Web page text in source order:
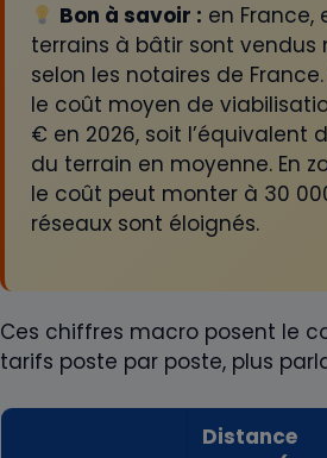
Bon à savoir : en France,
terrains à bâtir sont vendus
selon les notaires de
le coût moyen de
€ en 2026, soit l’équivalent
du terrain en moyenne. En
le coût peut monter à 30
réseaux sont éloignés.
Ces chiffres macro posent le
tarifs poste par poste, plus
Distance